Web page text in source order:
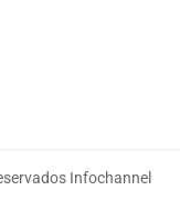
Infochannel